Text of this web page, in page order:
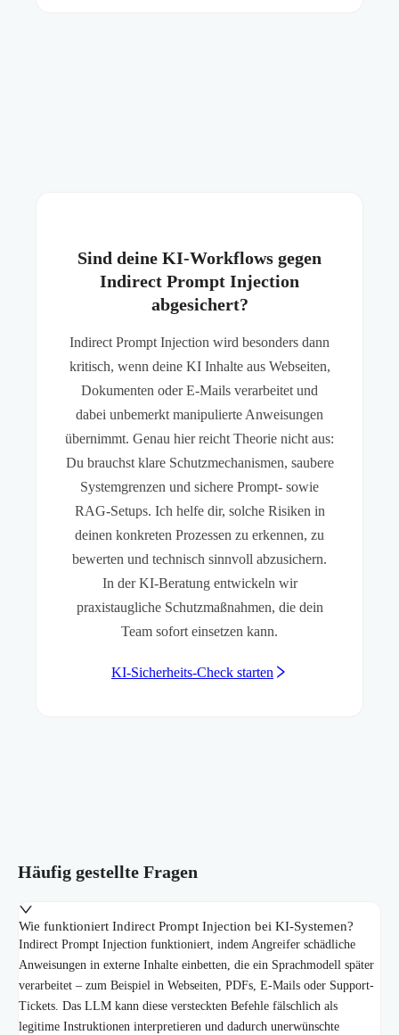
Sind deine KI-Workflows gegen
Indirect Prompt Injection
abgesichert?
Indirect Prompt Injection wird besonders dann
kritisch, wenn deine KI Inhalte aus Webseiten,
Dokumenten oder E-Mails verarbeitet und
dabei unbemerkt manipulierte Anweisungen
übernimmt. Genau hier reicht Theorie nicht aus:
Du brauchst klare Schutzmechanismen, saubere
Systemgrenzen und sichere Prompt- sowie
RAG-Setups. Ich helfe dir, solche Risiken in
deinen konkreten Prozessen zu erkennen, zu
bewerten und technisch sinnvoll abzusichern.
In der KI-Beratung entwickeln wir
praxistaugliche Schutzmaßnahmen, die dein
Team sofort einsetzen kann.
KI-Sicherheits-Check starten
Häufig gestellte Fragen
Wie funktioniert Indirect Prompt Injection bei KI-Systemen?
Indirect Prompt Injection funktioniert, indem Angreifer schädliche
Anweisungen in externe Inhalte einbetten, die ein Sprachmodell später
verarbeitet – zum Beispiel in Webseiten, PDFs, E-Mails oder Support-
Tickets. Das LLM kann diese versteckten Befehle fälschlich als
legitime Instruktionen interpretieren und dadurch unerwünschte